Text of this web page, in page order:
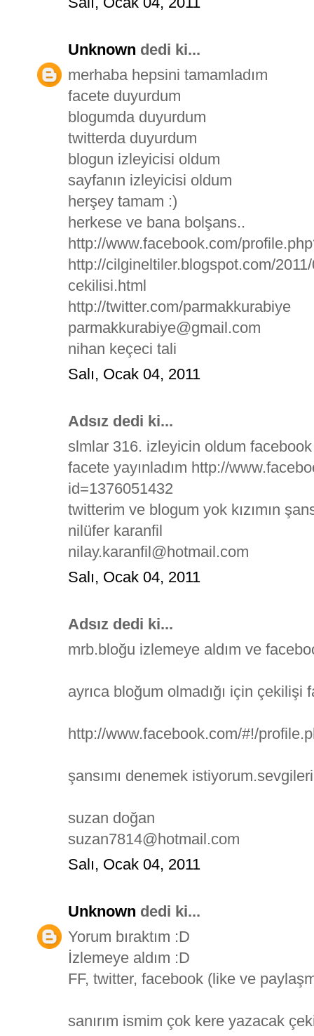
Unknown dedi ki...
merhaba hepsini tamamladım
facete duyurdum
blogumda duyurdum
twitterda duyurdum
blogun izleyicisi oldum
sayfanın izleyicisi oldum
herşey tamam :)
herkese ve bana bolşans..
http://www.facebook.com/
http://cilgineltiler.blogspot.com/
cekilisi.html
http://twitter.com/parmakkurabiye
parmakkurabiye@gmail.com
nihan keçeci tali
Salı, Ocak 04, 2011
Adsız dedi ki...
slmlar 316. izleyicin oldum facebook
facete yayınladım http://
id=1376051432
twitterim ve blogum yok kızımın
nilüfer karanfil
nilay.karanfil@hotmail.com
Salı, Ocak 04, 2011
Adsız dedi ki...
mrb.bloğu izlemeye aldım ve
ayrıca bloğum olmadığı için çekilişi
http://www.facebook.com/#!/
şansımı denemek
suzan doğan
suzan7814@hotmail.com
Salı, Ocak 04, 2011
Unknown dedi ki...
Yorum bıraktım :D
İzlemeye aldım :D
FF, twitter, facebook (like ve
sanırım ismim çok kere yazacak